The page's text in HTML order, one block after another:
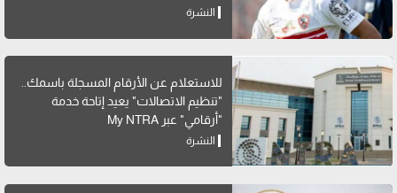
النشرة
للاستعلام عن الأرقام المسجلة باسمك..
"تنظيم الاتصالات" يعيد إتاحة خدمة
"أرقامي" عبر My NTRA
النشرة